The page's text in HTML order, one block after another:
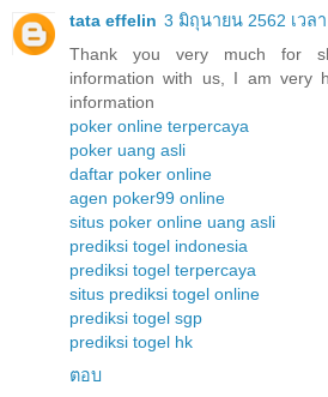
tata effelin 3 มิถุนายน 2562 เวล
Thank you very much for
information with us, I am very
information
poker online terpercaya
poker uang asli
daftar poker online
agen poker99 online
situs poker online uang asli
prediksi togel indonesia
prediksi togel terpercaya
situs prediksi togel online
prediksi togel sgp
prediksi togel hk
ตอบ